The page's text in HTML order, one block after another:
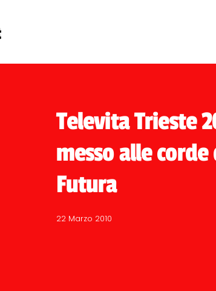
Televita Trieste
messo alle corde
Futura
22 Marzo 2010